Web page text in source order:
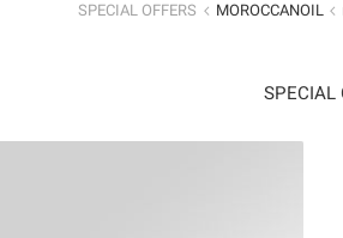
MOROCCANOIL
SPECIAL OFFERS
SPECIAL